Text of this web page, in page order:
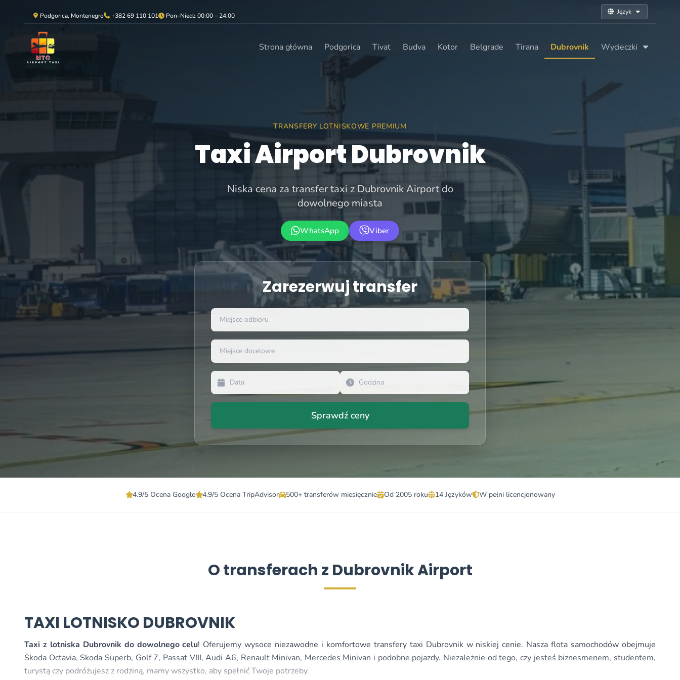
Podgorica, Montenegro +382 69 110 101 Pon–Niedz 00:00 – 24:00 Język
Strona główna Podgorica Tivat Budva Kotor Belgrade Tirana Dubrovnik Wycieczki
TRANSFERY LOTNISKOWE PREMIUM
Taxi Airport Dubrovnik
Niska cena za transfer taxi z Dubrovnik Airport do
dowolnego miasta
WhatsApp Viber
Zarezerwuj transfer
4.9/5 Ocena Google 4.9/5 Ocena TripAdvisor 500+ transferów miesięcznie Od 2005 roku 14 Języków W pełni licencjonowany
O transferach z Dubrovnik Airport
TAXI LOTNISKO DUBROVNIK
Taxi z lotniska Dubrovnik do dowolnego celu! Oferujemy wysoce niezawodne i komfortowe transfery taxi Dubrovnik w niskiej cenie. Nasza flota samochodów obejmuje
Skoda Octavia, Skoda Superb, Golf 7, Passat VIII, Audi A6, Renault Minivan, Mercedes Minivan i podobne pojazdy. Niezależnie od tego, czy jesteś biznesmenem, studentem,
turystą czy podróżujesz z rodziną, mamy wszystko, aby spełnić Twoje potrzeby.